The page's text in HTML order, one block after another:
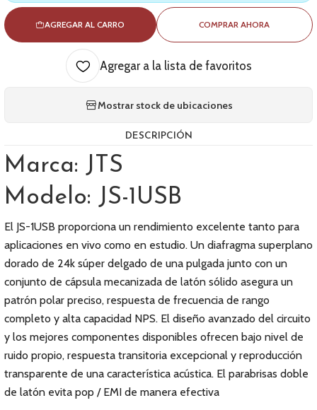
AGREGAR AL CARRO COMPRAR AHORA
Agregar a la lista de favoritos
Mostrar stock de ubicaciones
DESCRIPCIÓN
Marca: JTS
Modelo: JS-1USB
El JS-1USB proporciona un rendimiento excelente tanto para
aplicaciones en vivo como en estudio. Un diafragma superplano
dorado de 24k súper delgado de una pulgada junto con un
conjunto de cápsula mecanizada de latón sólido asegura un
patrón polar preciso, respuesta de frecuencia de rango
completo y alta capacidad NPS. El diseño avanzado del circuito
y los mejores componentes disponibles ofrecen bajo nivel de
ruido propio, respuesta transitoria excepcional y reproducción
transparente de una característica acústica. El parabrisas doble
de latón evita pop / EMI de manera efectiva